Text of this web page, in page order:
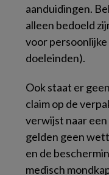
aanduidingen.
alleen bedoeld
voor
doeleinden).
Ook staat er
claim op de
verwijst naar een
gelden geen
en de
medisch